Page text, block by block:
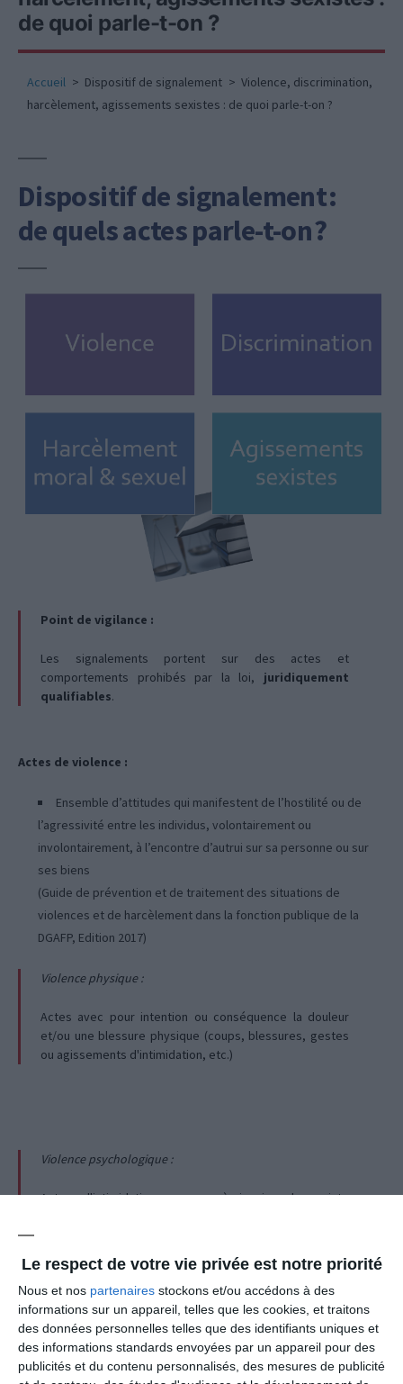
Le respect de votre vie privée est notre priorité
Nous et nos partenaires stockons et/ou accédons à des
informations sur un appareil, telles que les cookies, et traitons
des données personnelles telles que des identifiants uniques et
des informations standards envoyées par un appareil pour des
publicités et du contenu personnalisés, des mesures de publicité
de quoi parle-t-on ?
Accueil Dispositif de signalement
Violence, discrimination,
harcèlement, agissements sexistes : de quoi parle-t-on ?
Dispositif de signalement :
de quels actes parle-t-on ?
Point de vigilance :
Les signalements portent sur des actes et
comportements prohibés par la loi, juridiquement
qualifiables.
Actes de violence :
Ensemble d’attitudes qui manifestent de l’hostilité ou de
l’agressivité entre les individus, volontairement ou
involontairement, à l’encontre d’autrui sur sa personne ou sur
ses biens
(Guide de prévention et de traitement des situations de
violences et de harcèlement dans la fonction publique de la
DGAFP, Edition 2017)
Violence physique :
Actes avec pour intention ou conséquence la douleur
et/ou une blessure physique (coups, blessures, gestes
ou agissements d'intimidation, etc.)
Violence psychologique :
Actes d'intimidation propres à inspirer la crainte
Actes de discrimination :
Résultent des traitements inégaux et défavorables
appliqués à certaines personnes en raison de certains traits